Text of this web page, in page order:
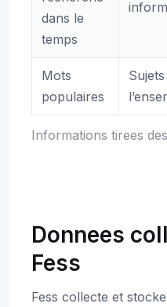
Informations tirees
dans le
temps
Mots
populaires
Donnees
Fess
Fess collecte et